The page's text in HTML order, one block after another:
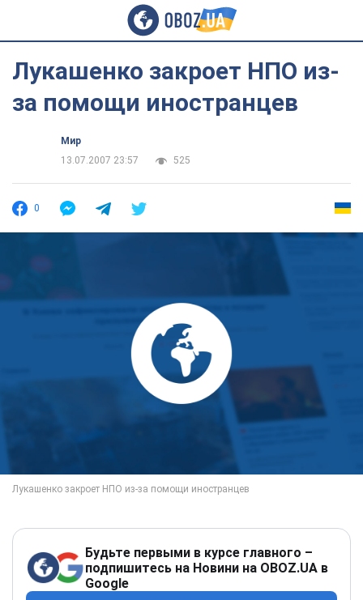
Лукашенко закроет НПО из-
за помощи иностранцев
Мир
13.07.2007 23:57
525
0
Будьте первыми в курсе главного –
подпишитесь на Новини на OBOZ.UA в
Google